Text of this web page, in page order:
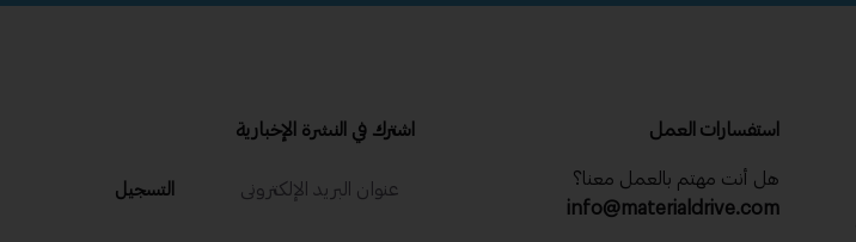
استفسارات العمل
هل أنت مهتم بالعمل معنا؟
info@materialdrive.com
اشترك في النشرة الإخبارية
التسجيل